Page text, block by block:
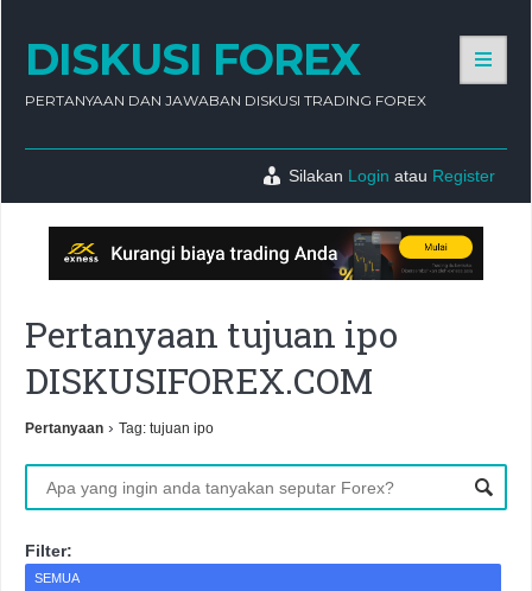
DISKUSI FOREX
PERTANYAAN DAN JAWABAN DISKUSI TRADING FOREX
Silakan Login atau Register
Pertanyaan tujuan ipo
DISKUSIFOREX.COM
Pertanyaan › Tag: tujuan ipo
Filter:
SEMUA